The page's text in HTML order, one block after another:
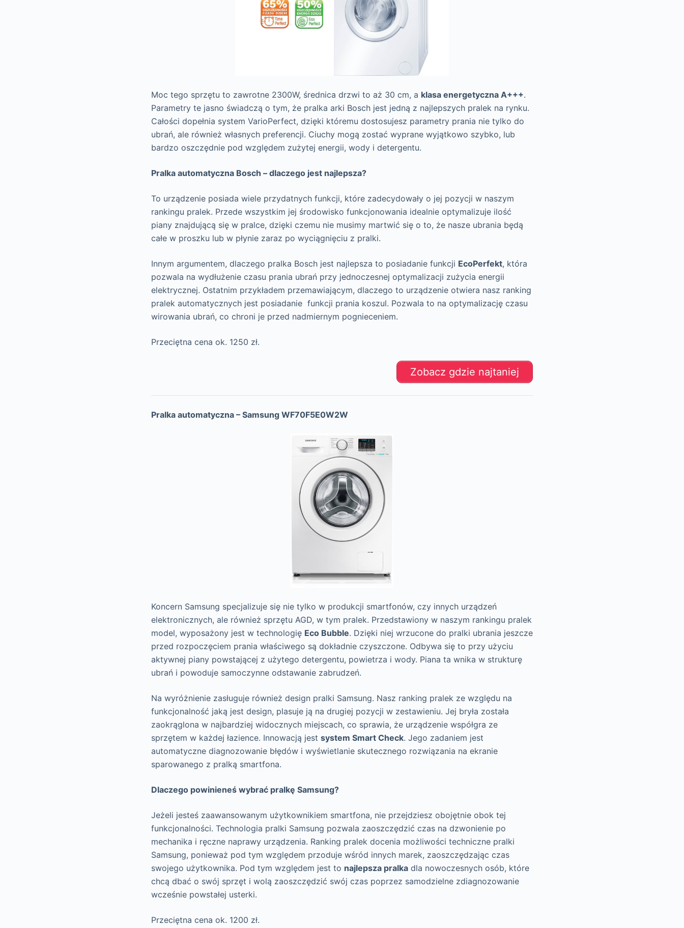
Moc tego sprzętu to zawrotne 2300W, średnica drzwi to aż 30 cm, a klasa energetyczna A+++.
Parametry te jasno świadczą o tym, że pralka arki Bosch jest jedną z najlepszych pralek na rynku.
Całości dopełnia system VarioPerfect, dzięki któremu dostosujesz parametry prania nie tylko do
ubrań, ale również własnych preferencji. Ciuchy mogą zostać wyprane wyjątkowo szybko, lub
bardzo oszczędnie pod względem zużytej energii, wody i detergentu.
Pralka automatyczna Bosch – dlaczego jest najlepsza?
To urządzenie posiada wiele przydatnych funkcji, które zadecydowały o jej pozycji w naszym
rankingu pralek. Przede wszystkim jej środowisko funkcjonowania idealnie optymalizuje ilość
piany znajdującą się w pralce, dzięki czemu nie musimy martwić się o to, że nasze ubrania będą
całe w proszku lub w płynie zaraz po wyciągnięciu z pralki.
Innym argumentem, dlaczego pralka Bosch jest najlepsza to posiadanie funkcji EcoPerfekt, która
pozwala na wydłużenie czasu prania ubrań przy jednoczesnej optymalizacji zużycia energii
elektrycznej. Ostatnim przykładem przemawiającym, dlaczego to urządzenie otwiera nasz ranking
pralek automatycznych jest posiadanie funkcji prania koszul. Pozwala to na optymalizację czasu
wirowania ubrań, co chroni je przed nadmiernym pognieceniem.
Przeciętna cena ok. 1250 zł.
Zobacz gdzie najtaniej
Pralka automatyczna – Samsung WF70F5E0W2W
Koncern Samsung specjalizuje się nie tylko w produkcji smartfonów, czy innych urządzeń
elektronicznych, ale również sprzętu AGD, w tym pralek. Przedstawiony w naszym rankingu pralek
model, wyposażony jest w technologię Eco Bubble. Dzięki niej wrzucone do pralki ubrania jeszcze
przed rozpoczęciem prania właściwego są dokładnie czyszczone. Odbywa się to przy użyciu
aktywnej piany powstającej z użytego detergentu, powietrza i wody. Piana ta wnika w strukturę
ubrań i powoduje samoczynne odstawanie zabrudzeń.
Na wyróżnienie zasługuje również design pralki Samsung. Nasz ranking pralek ze względu na
funkcjonalność jaką jest design, plasuje ją na drugiej pozycji w zestawieniu. Jej bryła została
zaokrąglona w najbardziej widocznych miejscach, co sprawia, że urządzenie współgra ze
sprzętem w każdej łazience. Innowacją jest system Smart Check. Jego zadaniem jest
automatyczne diagnozowanie błędów i wyświetlanie skutecznego rozwiązania na ekranie
sparowanego z pralką smartfona.
Dlaczego powinieneś wybrać pralkę Samsung?
Jeżeli jesteś zaawansowanym użytkownikiem smartfona, nie przejdziesz obojętnie obok tej
funkcjonalności. Technologia pralki Samsung pozwala zaoszczędzić czas na dzwonienie po
mechanika i ręczne naprawy urządzenia. Ranking pralek docenia możliwości techniczne pralki
Samsung, ponieważ pod tym względem przoduje wśród innych marek, zaoszczędzając czas
swojego użytkownika. Pod tym względem jest to najlepsza pralka dla nowoczesnych osób, które
chcą dbać o swój sprzęt i wolą zaoszczędzić swój czas poprzez samodzielne zdiagnozowanie
wcześnie powstałej usterki.
Przeciętna cena ok. 1200 zł.